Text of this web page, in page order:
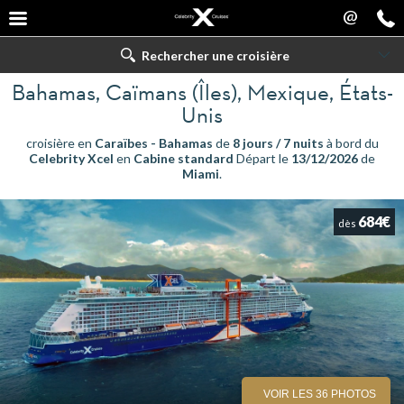
@
Rechercher une croisière
Bahamas, Caïmans (Îles), Mexique, États-
Unis
croisière en Caraïbes - Bahamas de 8 jours / 7 nuits à bord du
Celebrity Xcel en Cabine standard Départ le 13/12/2026de
Miami.
dès 684€
VOIR LES 36 PHOTOS